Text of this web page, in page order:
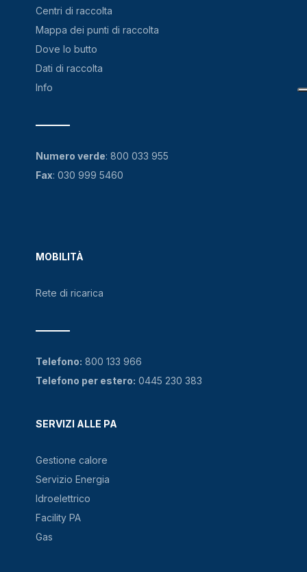
Centri di raccolta
Mappa dei punti di raccolta
Dove lo butto
Dati di raccolta
Info
MOBILITÀ
Rete di ricarica
SERVIZI ALLE PA
Gestione calore
Servizio Energia
Idroelettrico
Facility PA
Gas
Numero verde: 800 033 955
Fax: 030 999 5460
Telefono: 800 133 966
Telefono per estero: 0445 230 383